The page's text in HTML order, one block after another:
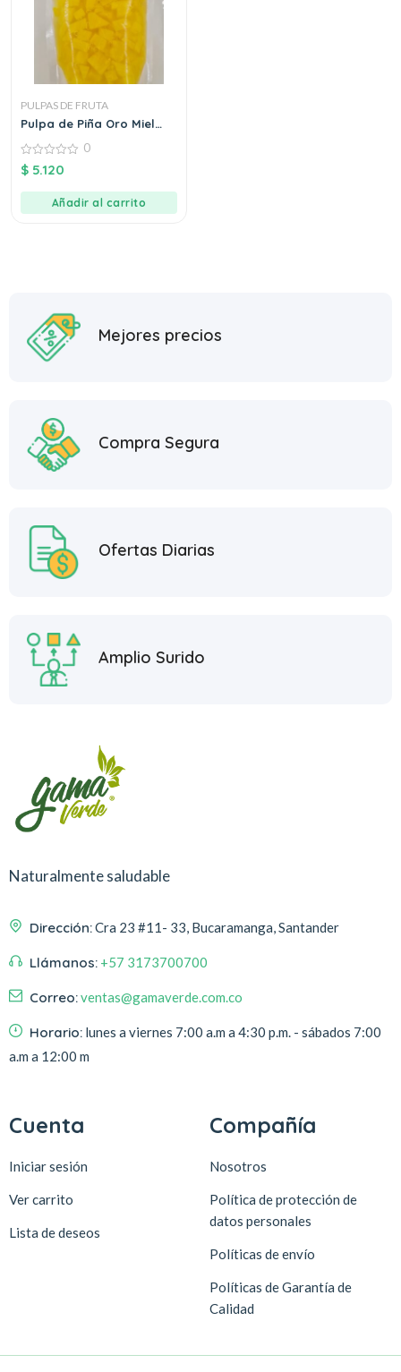
PULPAS DE FRUTA
Pulpa de Piña Oro Miel
0
out
0
$ 5.120
Añadir al carrito
Mejores precios
Compra Segura
Ofertas Diarias
Amplio Surido
Naturalmente saludable
Dirección:Cra 23 #11- 33, Bucaramanga, Santander
Llámanos: +57 3173700700
Correo:ventas@gamaverde.com.co
Horario: lunes a viernes 7:00 a.m a 4:30 p.m. - sábados 7:00
a.m a 12:00 m
Cuenta
Iniciar sesión
Ver carrito
Lista de deseos
Compañía
Nosotros
Política de protección de
datos personales
Políticas de envío
Políticas de Garantía de
Calidad